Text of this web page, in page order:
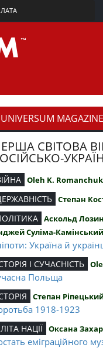
UNIVERSUM
СВІТОВА
Oleh K. Romanchuk
Степан
Аскольд
Суліма-Камінський
Україна й
І СУЧАСНІСТЬ
Польща
Степан
1918-1923
НАЦІЇ Оксана
еміграційного